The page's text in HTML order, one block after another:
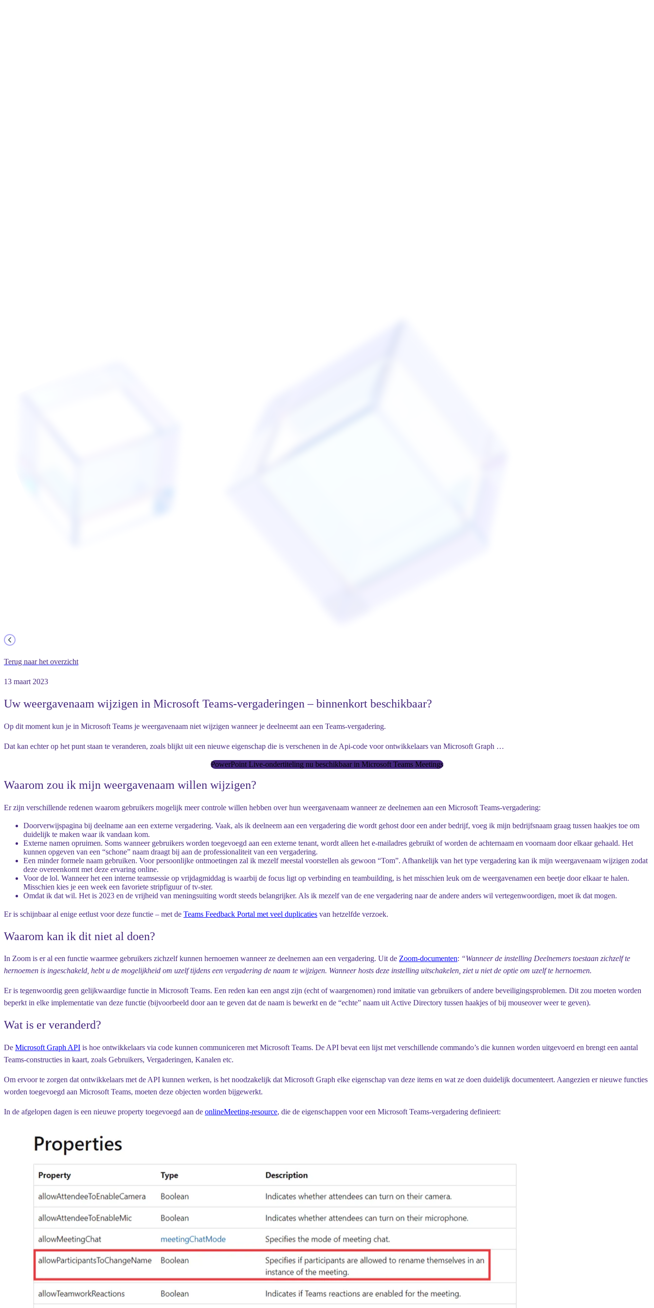
Terug naar het overzicht
13 maart 2023
Uw weergavenaam wijzigen in Microsoft Teams-vergaderingen – binnenkort beschikbaar?
Op dit moment kun je in Microsoft Teams je weergavenaam niet wijzigen wanneer je deelneemt aan een Teams-vergadering.
Dat kan echter op het punt staan te veranderen, zoals blijkt uit een nieuwe eigenschap die is verschenen in de Api-code voor ontwikkelaars van Microsoft Graph …
PowerPoint Live-ondertiteling nu beschikbaar in Microsoft Teams Meetings
Waarom zou ik mijn weergavenaam willen wijzigen?
Er zijn verschillende redenen waarom gebruikers mogelijk meer controle willen hebben over hun weergavenaam wanneer ze deelnemen aan een Microsoft Teams-vergadering:
Doorverwijspagina bij deelname aan een externe vergadering. Vaak, als ik deelneem aan een vergadering die wordt gehost door een ander bedrijf, voeg ik mijn bedrijfsnaam graag tussen haakjes toe om
duidelijk te maken waar ik vandaan kom.
Externe namen opruimen. Soms wanneer gebruikers worden toegevoegd aan een externe tenant, wordt alleen het e-mailadres gebruikt of worden de achternaam en voornaam door elkaar gehaald. Het
kunnen opgeven van een “schone” naam draagt bij aan de professionaliteit van een vergadering.
Een minder formele naam gebruiken. Voor persoonlijke ontmoetingen zal ik mezelf meestal voorstellen als gewoon “Tom”. Afhankelijk van het type vergadering kan ik mijn weergavenaam wijzigen zodat
deze overeenkomt met deze ervaring online.
Voor de lol. Wanneer het een interne teamsessie op vrijdagmiddag is waarbij de focus ligt op verbinding en teambuilding, is het misschien leuk om de weergavenamen een beetje door elkaar te halen.
Misschien kies je een week een favoriete stripfiguur of tv-ster.
Omdat ik dat wil. Het is 2023 en de vrijheid van meningsuiting wordt steeds belangrijker. Als ik mezelf van de ene vergadering naar de andere anders wil vertegenwoordigen, moet ik dat mogen.
Er is schijnbaar al enige eetlust voor deze functie – met de Teams Feedback Portal met veel duplicaties van hetzelfde verzoek.
Waarom kan ik dit niet al doen?
In Zoom is er al een functie waarmee gebruikers zichzelf kunnen hernoemen wanneer ze deelnemen aan een vergadering. Uit de Zoom-documenten: “Wanneer de instelling Deelnemers toestaan zichzelf te
hernoemen is ingeschakeld, hebt u de mogelijkheid om uzelf tijdens een vergadering de naam te wijzigen. Wanneer hosts deze instelling uitschakelen, ziet u niet de optie om uzelf te hernoemen.
Er is tegenwoordig geen gelijkwaardige functie in Microsoft Teams. Een reden kan een angst zijn (echt of waargenomen) rond imitatie van gebruikers of andere beveiligingsproblemen. Dit zou moeten worden
beperkt in elke implementatie van deze functie (bijvoorbeeld door aan te geven dat de naam is bewerkt en de “echte” naam uit Active Directory tussen haakjes of bij mouseover weer te geven).
Wat is er veranderd?
De Microsoft Graph API is hoe ontwikkelaars via code kunnen communiceren met Microsoft Teams. De API bevat een lijst met verschillende commando’s die kunnen worden uitgevoerd en brengt een aantal
Teams-constructies in kaart, zoals Gebruikers, Vergaderingen, Kanalen etc.
Om ervoor te zorgen dat ontwikkelaars met de API kunnen werken, is het noodzakelijk dat Microsoft Graph elke eigenschap van deze items en wat ze doen duidelijk documenteert. Aangezien er nieuwe functies
worden toegevoegd aan Microsoft Teams, moeten deze objecten worden bijgewerkt.
In de afgelopen dagen is een nieuwe property toegevoegd aan de onlineMeeting-resource, die de eigenschappen voor een Microsoft Teams-vergadering definieert: